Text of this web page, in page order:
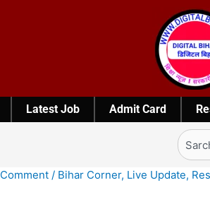
Latest Job Admit Card
Search
/ Bihar Corner, Live Update,